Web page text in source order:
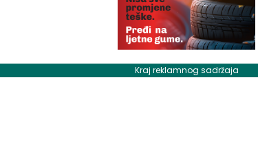
Kraj reklamnog sadržaja